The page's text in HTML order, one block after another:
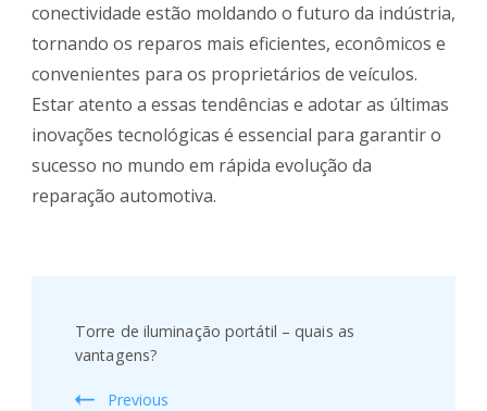
conectividade estão moldando o futuro da indústria,
tornando os reparos mais eficientes, econômicos e
convenientes para os proprietários de veículos.
Estar atento a essas tendências e adotar as últimas
inovações tecnológicas é essencial para garantir o
sucesso no mundo em rápida evolução da
reparação automotiva.
Navigation
Torre de iluminação portátil – quais as
vantagens?
Previous